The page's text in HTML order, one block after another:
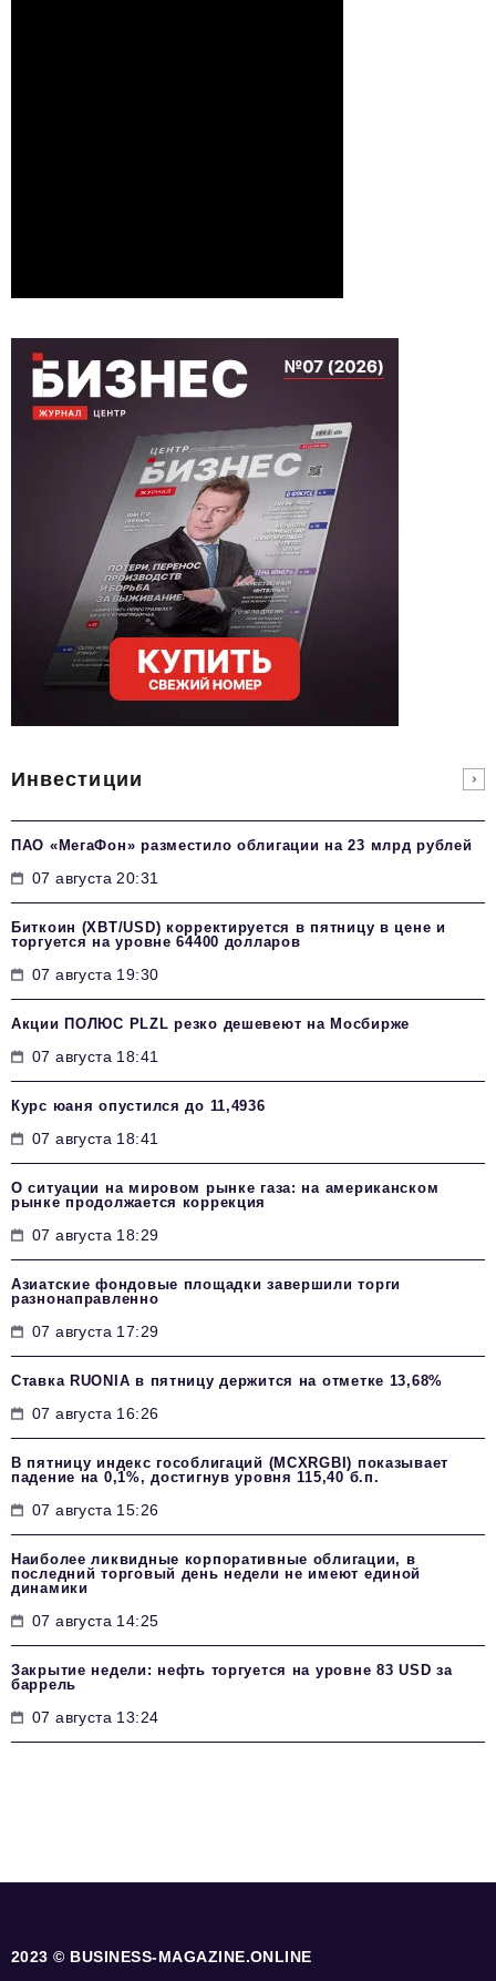
Инвестиции
ПАО «МегаФон» разместило облигации на 23 млрд рублей
07 августа 20:31
Биткоин (XBT/USD) корректируется в пятницу в цене и
торгуется на уровне 64400 долларов
07 августа 19:30
Акции ПОЛЮС PLZL резко дешевеют на Мосбирже
07 августа 18:41
Курс юаня опустился до 11,4936
07 августа 18:41
О ситуации на мировом рынке газа: на американском
рынке продолжается коррекция
07 августа 18:29
Азиатские фондовые площадки завершили торги
разнонаправленно
07 августа 17:29
Ставка RUONIA в пятницу держится на отметке 13,68%
07 августа 16:26
В пятницу индекс гособлигаций (MCXRGBI) показывает
падение на 0,1%, достигнув уровня 115,40 б.п.
07 августа 15:26
Наиболее ликвидные корпоративные облигации, в
последний торговый день недели не имеют единой
динамики
07 августа 14:25
Закрытие недели: нефть торгуется на уровне 83 USD за
баррель
07 августа 13:24
2023 © BUSINESS-MAGAZINE.ONLINE